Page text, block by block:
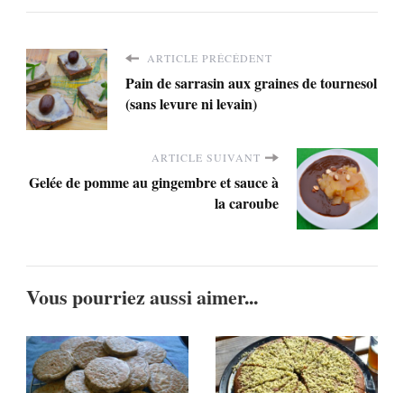
ARTICLE PRÉCÉDENT
Pain de sarrasin aux graines de tournesol
(sans levure ni levain)
ARTICLE SUIVANT
Gelée de pomme au gingembre et sauce à
la caroube
Vous pourriez aussi aimer...